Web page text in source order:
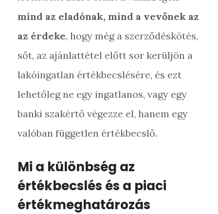
mind az eladónak, mind a vevőnek az
az érdeke, hogy még a szerződéskötés,
sőt, az ajánlattétel előtt sor kerüljön a
lakóingatlan értékbecslésére, és ezt
lehetőleg ne egy ingatlanos, vagy egy
banki szakértő végezze el, hanem egy
valóban független értékbecslő.
Mi a különbség az
értékbecslés és a piaci
értékmeghatározás